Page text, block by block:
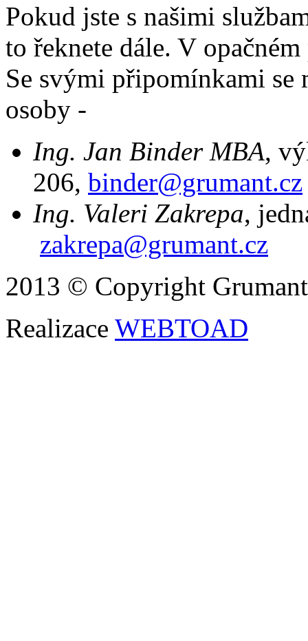
Pokud jste s našimi
to řeknete dále. V
Se svými připomínkami se
osoby -
Ing. Jan Binder MBA,
206, binder@grumant.cz
Ing. Valeri Zakrepa,
zakrepa@grumant.cz
2013 © Copyright
Realizace WEBTOAD